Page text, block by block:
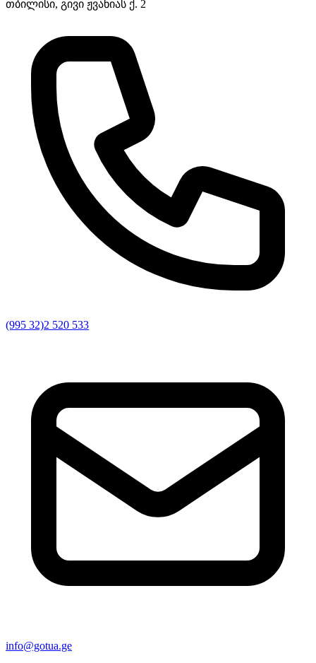
თბილისი, გივი ჟვანიას ქ. 2
(995 32)2 520 533
info@gotua.ge